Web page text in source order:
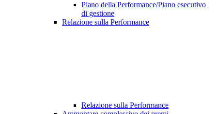
Piano della Performance/Piano esecutivo
di gestione
Relazione sulla Performance
Relazione sulla Performance